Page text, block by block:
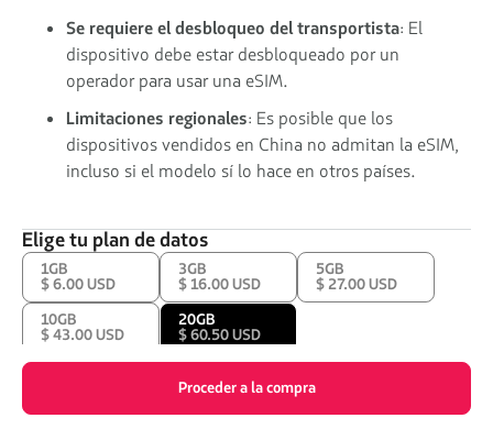
Se requiere el desbloqueo del transportista: El
dispositivo debe estar desbloqueado por un
operador para usar una eSIM.
Limitaciones regionales: Es posible que los
dispositivos vendidos en China no admitan la eSIM,
incluso si el modelo sí lo hace en otros países.
Elige tu plan de datos
1GB
$ 6.00 USD
3GB
$ 16.00 USD
5GB
$ 27.00 USD
10GB
$ 43.00 USD
20GB
$ 60.50 USD
Proceder a la compra